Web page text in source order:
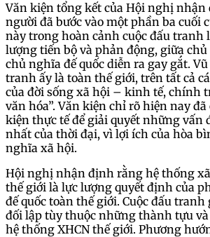
Văn kiện tổng kết của Hội nghị nhận
người đã bước vào một phần ba cuối
này trong hoàn cảnh cuộc đấu tranh
lượng tiến bộ và phản động, giữa
chủ nghĩa đế quốc diễn ra gay gắt.
tranh ấy là toàn thế giới, trên tất cả
của đời sống xã hội – kinh tế, chính
văn hóa”. Văn kiện chỉ rõ hiện nay
kiện thực tế để giải quyết những vấn
nhất của thời đại, vì lợi ích của hòa
nghĩa xã hội.
Hội nghị nhận định rằng hệ thống
thế giới là lực lượng quyết định của
đế quốc toàn thế giới. Cuộc đấu
đối lập tùy thuộc những thành tựu và
hệ thống XHCN thế giới. Phương